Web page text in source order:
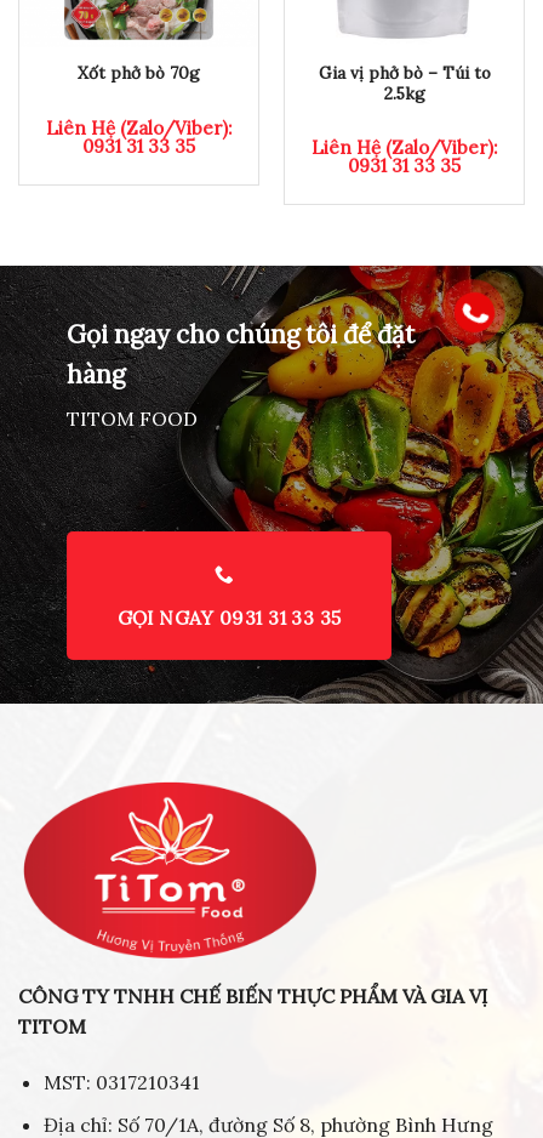
Xốt phở bò 70g
Liên Hệ (Zalo/Viber):
0931 31 33 35
Gia vị phở bò – Túi to
2.5kg
Liên Hệ (Zalo/Viber):
0931 31 33 35
Gọi ngay cho chúng tôi để đặt
hàng
TITOM FOOD
GỌI NGAY 0931 31 33 35
CÔNG TY TNHH CHẾ BIẾN THỰC PHẨM VÀ GIA VỊ
TITOM
MST: 0317210341
Địa chỉ: Số 70/1A, đường Số 8, phường Bình Hưng